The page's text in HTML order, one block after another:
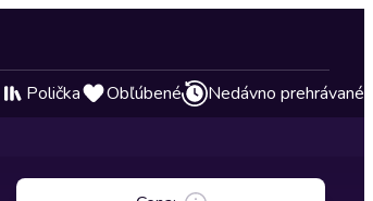
Polička Obľúbené Nedávno prehrávané